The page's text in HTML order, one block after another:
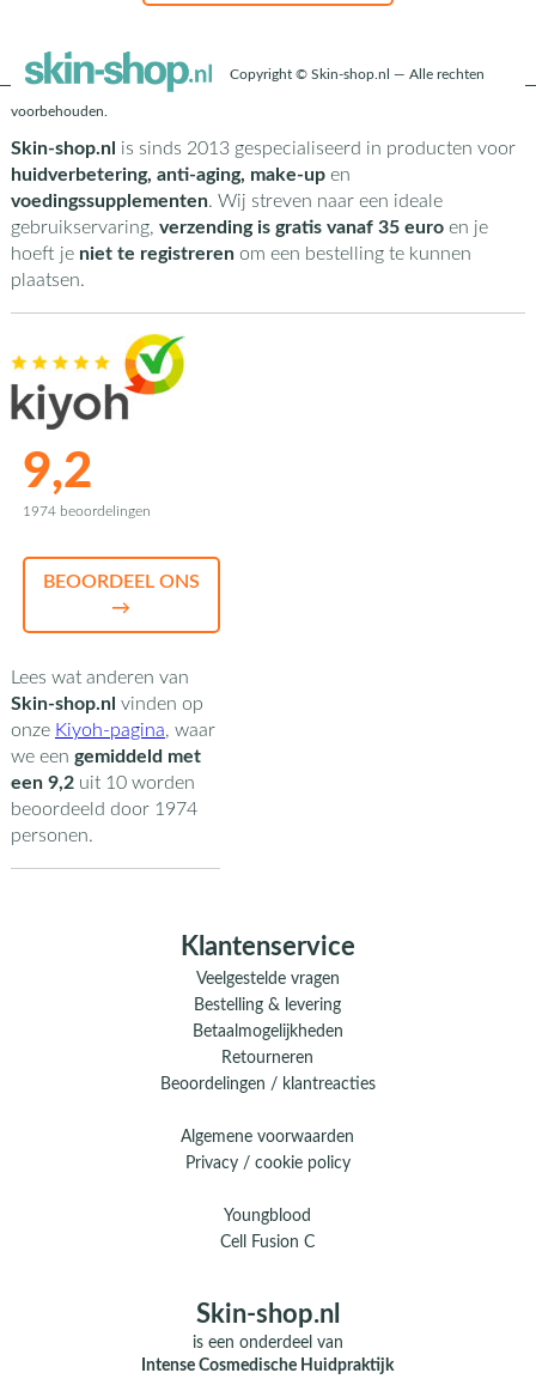
Copyright © Skin-shop.nl — Alle rechten
voorbehouden.
Skin-shop.nl is sinds 2013 gespecialiseerd in producten voor
huidverbetering, anti-aging, make-upen
voedingssupplementen. Wij streven naar een ideale
gebruikservaring, verzending is gratis vanaf 35 euroen je
hoeft je niet te registrerenom een bestelling te kunnen
plaatsen.
9,2
1974 beoordelingen
BEOORDEEL ONS
→
Lees wat anderen van
Skin-shop.nl vinden op
onze Kiyoh-pagina, waar
we een gemiddeld met
een 9,2uit 10worden
beoordeeld door 1974
personen.
Klantenservice
Veelgestelde vragen
Bestelling & levering
Betaalmogelijkheden
Retourneren
Beoordelingen / klantreacties
Algemene voorwaarden
Privacy / cookie policy
Youngblood
Cell Fusion C
Skin-shop.nl
is een onderdeel van
Intense Cosmedische Huidpraktijk